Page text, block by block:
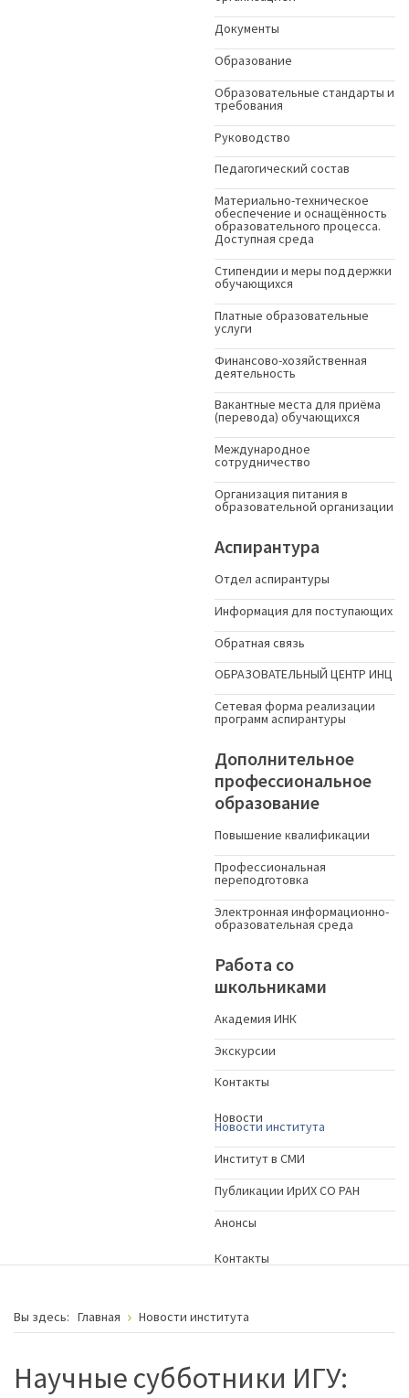
Документы
Образование
Образовательные стандарты и
требования
Руководство
Педагогический состав
Материально-техническое
обеспечение и оснащённость
образовательного процесса.
Доступная среда
Стипендии и меры поддержки
обучающихся
Платные образовательные
услуги
Финансово-хозяйственная
деятельность
Вакантные места для приёма
(перевода) обучающихся
Международное
сотрудничество
Организация питания в
образовательной организации
Аспирантура
Отдел аспирантуры
Информация для поступающих
Обратная связь
ОБРАЗОВАТЕЛЬНЫЙ ЦЕНТР ИНЦ
Сетевая форма реализации
программ аспирантуры
Дополнительное
профессиональное
образование
Повышение квалификации
Профессиональная
переподготовка
Электронная информационно-
образовательная среда
Работа со
школьниками
Академия ИНК
Экскурсии
Контакты
Новости
Новости института
Институт в СМИ
Публикации ИрИХ СО РАН
Анонсы
Контакты
Вы здесь: Главная Новости института
Научные субботники ИГУ: